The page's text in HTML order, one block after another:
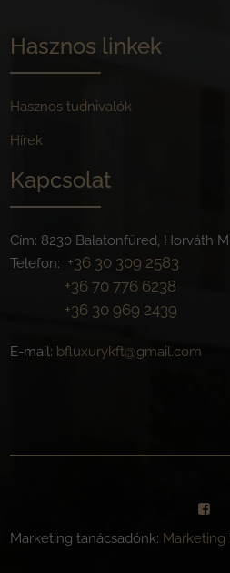
Hasznos linkek
Hasznos tudnivalók
Hírek
Kapcsolat
Cím: 8230 Balatonfüred, Horváth
Telefon: +36 30 309 2583
+36 70 776 6238
+36 30 969 2439
E-mail: bfluxurykft@gmail.com
Marketing tanácsadónk: Marketing